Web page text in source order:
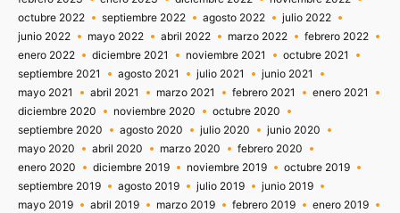
octubre 2022
septiembre 2022 agosto 2022
julio 2022
junio 2022
mayo 2022 abril 2022 marzo 2022
febrero 2022
enero 2022
diciembre 2021 noviembre 2021
octubre 2021
septiembre 2021
agosto 2021 julio 2021
junio 2021
mayo 2021
abril 2021 marzo 2021 febrero 2021
enero 2021
diciembre 2020
noviembre 2020
octubre 2020
septiembre 2020
agosto 2020 julio 2020
junio 2020
mayo 2020
abril 2020 marzo 2020
febrero 2020
enero 2020
diciembre 2019 noviembre 2019
octubre 2019
septiembre 2019
agosto 2019 julio 2019
junio 2019
mayo 2019
abril 2019 marzo 2019 febrero 2019
enero 2019